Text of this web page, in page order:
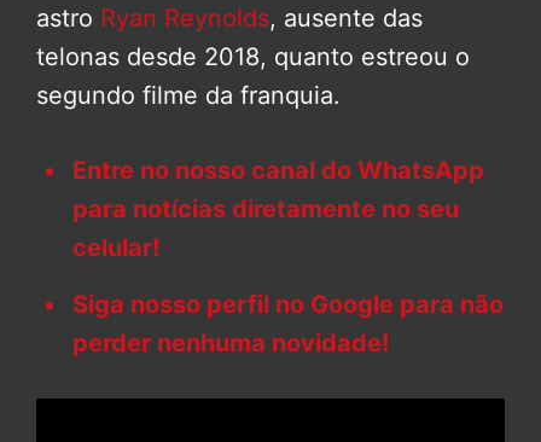
astro Ryan Reynolds, ausente das
telonas desde 2018, quanto estreou o
segundo filme da franquia.
Entre no nosso canal do WhatsApp
para notícias diretamente no seu
celular!
Siga nosso perfil no Google para não
perder nenhuma novidade!